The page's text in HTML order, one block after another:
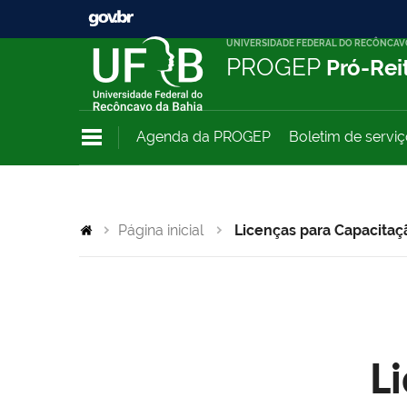
UNIVERSIDADE FEDERAL DO
PROGEP Pró-
Agenda da PROGEP Boletim de
Página inicial Licenças para